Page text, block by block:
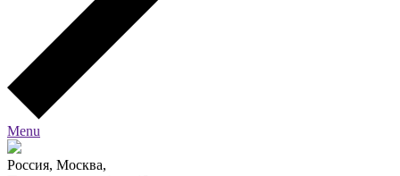
Menu
Россия, Москва,